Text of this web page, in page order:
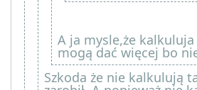
A ja mysle,że
mogą dać więcej bo
Szkoda że nie kalkulują